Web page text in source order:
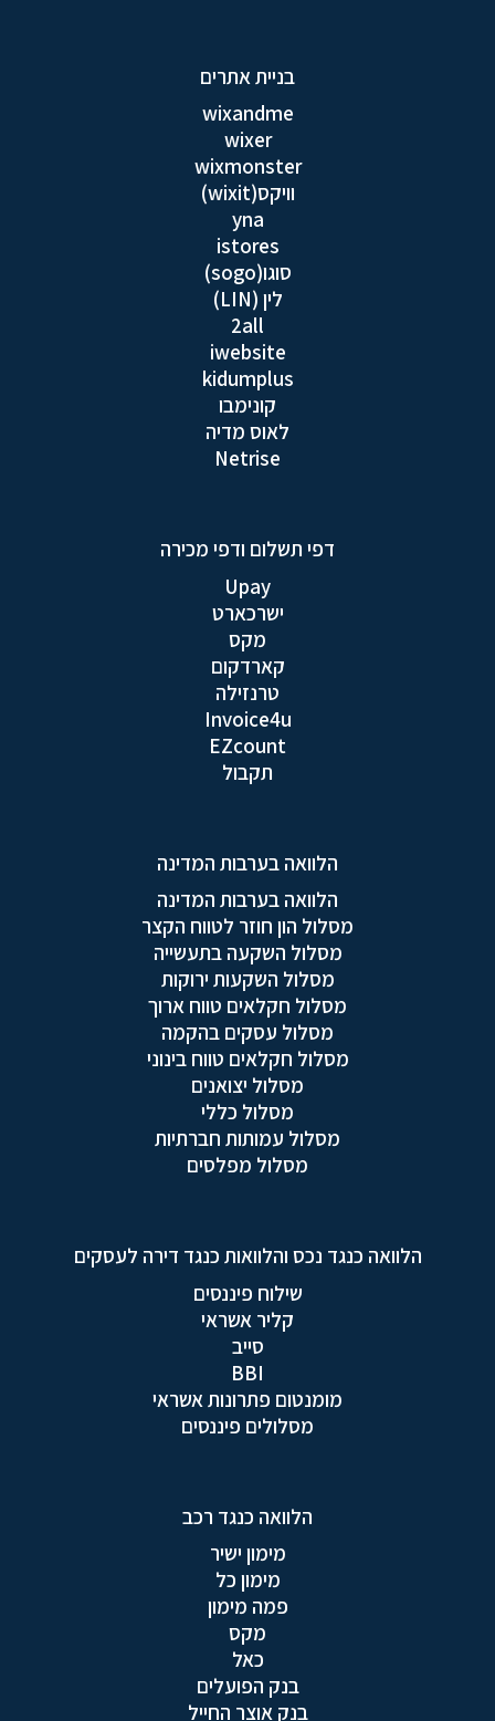
בניית אתרים
wixandme
wixer
wixmonster
וויקס(wixit)
yna
istores
סוגו(sogo)
לין (LIN)
2all
iwebsite
kidumplus
קונימבו
לאוס מדיה
Netrise
דפי תשלום ודפי מכירה
Upay
ישרכארט
מקס
קארדקום
טרנזילה
Invoice4u
EZcount
תקבול
הלוואה בערבות המדינה
הלוואה בערבות המדינה
מסלול הון חוזר לטווח הקצר
מסלול השקעה בתעשייה
מסלול השקעות ירוקות
מסלול חקלאים טווח ארוך
מסלול עסקים בהקמה
מסלול חקלאים טווח בינוני
מסלול יצואנים
מסלול כללי
מסלול עמותות חברתיות
מסלול מפלסים
הלוואה כנגד נכס והלוואות כנגד דירה לעסקים
שילוח פיננסים
קליר אשראי
סייב
BBI
מומנטום פתרונות אשראי
מסלולים פיננסים
הלוואה כנגד רכב
מימון ישיר
מימון כל
פמה מימון
מקס
כאל
בנק הפועלים
בנק אוצר החייל